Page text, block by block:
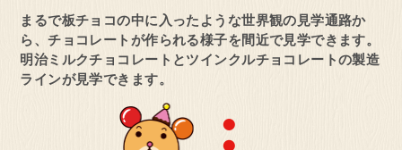
まるで板チョコの中に入ったような世界観の 見学通路か
ら、チョコレートが作られる様子を間近で見学できます。
明治ミルクチョコレートとツインクルチョコレートの製造
ラインが見学できます。